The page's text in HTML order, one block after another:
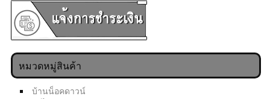
หมวดหมู่สินค้า
บ้านน็อคดาวน์